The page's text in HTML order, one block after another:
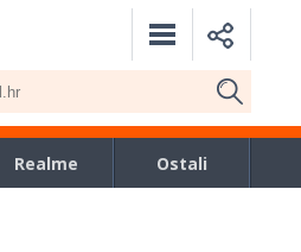
Realme Ostali